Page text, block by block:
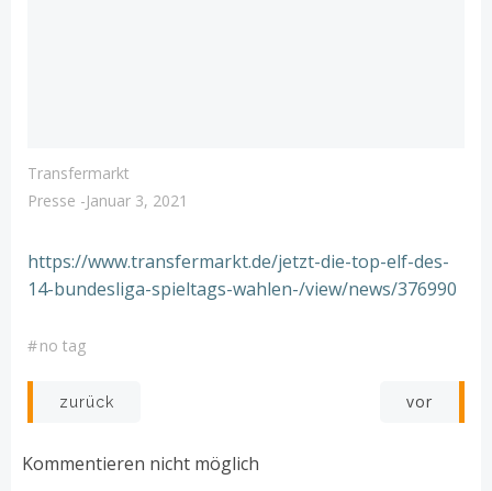
Transfermarkt
Presse -Januar 3, 2021
https://www.transfermarkt.de/jetzt-die-top-elf-des-
14-bundesliga-spieltags-wahlen-/view/news/376990
#no tag
Post
navigation
zurück
navigation
vor
Kommentieren nicht möglich